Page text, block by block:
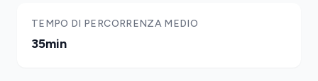
TEMPO DI PERCORRENZA MEDIO
35min